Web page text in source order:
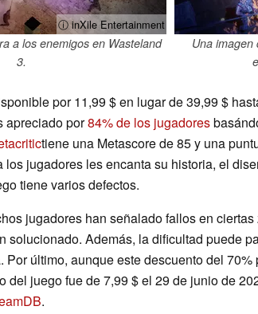
ⓘ inXile Entertainment
a los enemigos en Wasteland
3.
Una imagen
por 11,99 $ en lugar de 39,99 $
apreciado por84% de los jugadores
tiene una Metascore de 85 y una
los jugadores les encanta su historia, el
tiene varios defectos.
jugadores han señalado fallos en
solucionado. Además, la dificultad puede
Por último, aunque este descuento del 70%
del juego fue de 7,99 $ el 29 de junio de
.